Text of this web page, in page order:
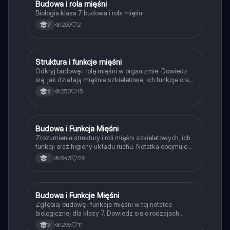
Biologia
Budowa i rola mięśni
Biologia klasa 7 budowa i rola mięśni
7 255 2
Biologia
Struktura i funkcje mięśni
Odkryj budowę i rolę mięśni w organizmie. Dowiedz
się, jak działają mięśnie szkieletowe, ich funkcje oraz
mechanizmy pracy antagonistycznej. Zrozum, jak
tkanka mięśniowa wpływa na ruch i jakie są
6 250 15
Biologia
Budowa i Funkcja Mięśni
Zrozumienie struktury i roli mięśni szkieletowych, ich
funkcji oraz higieny układu ruchu. Notatka obejmuje
zagadnienia dotyczące skurczów mięśniowych,
zapobiegania chorobom oraz wpływu diety na
1 843 29
Biologia
Budowa i Funkcje Mięśni
Zgłębiaj budowę i funkcje mięśni w tej notatce
biologicznej dla klasy 7. Dowiedz się o rodzajach
mięśni, ich roli w ruchu oraz mechanizmach skurczu.
7 295 11